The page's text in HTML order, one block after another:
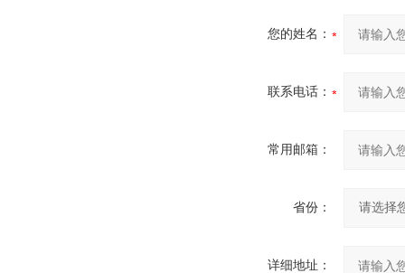
您的姓名：
联系电话：
常用邮箱：
省份：
详细地址：